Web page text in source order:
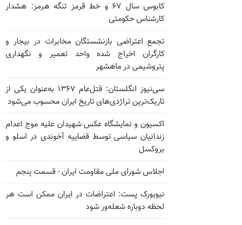
کابوس سال ۶۷ و خط قرمز تنگه هرمز: هشدار
کارشناس حکومتی
تجمع اعتراضی بازنشستگان مخابرات در بیجار و
کارگران اخراج شده واحد تعمیر و نگهداری
پتروشیمی در ماهشهر
سی‌نیوز انگلستان: قتل‌عام ۱۳۶۷ به‌عنوان یکی از
تاریک‌ترین تراژدی‌های تاریخ ایران محسوب می‌شود
اکسیون و نمایشگاه عکس شهیدان علیه موج اعدام
زندانیان سیاسی توسط قضاییه آخوندی در اسلو و
بروکسل
اجلاس شورای ملی مقاومت ایران - قسمت پنجم
نیویورک پست: اعتراضات در ایران ممکن است هر
لحظه دوباره شعله‌ور شود